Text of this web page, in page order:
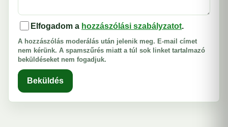
Elfogadom a hozzászólási szabályzatot.
A hozzászólás moderálás után jelenik meg. E-mail címet
nem kérünk. A spamszűrés miatt a túl sok linket tartalmazó
beküldéseket nem fogadjuk.
Beküldés